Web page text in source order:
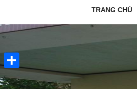
TRANG CHỦ
Share